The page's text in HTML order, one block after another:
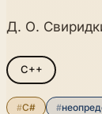
Д. О.
C++
#C# #